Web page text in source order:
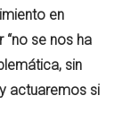
en
“no se nos ha
sin
actuaremos si